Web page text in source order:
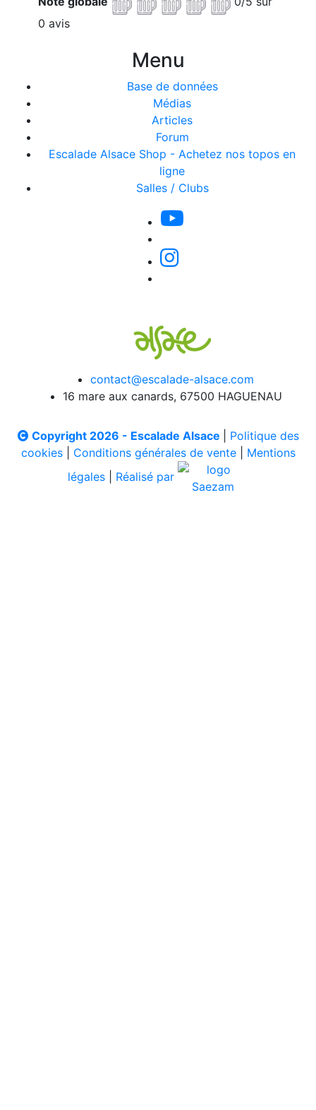
0 avis
Menu
Base de données
Médias
Articles
Forum
Escalade Alsace Shop - Achetez nos topos en
ligne
Salles / Clubs
contact@escalade-alsace.com
16 mare aux canards, 67500 HAGUENAU
Copyright 2026 - Escalade Alsace
Politique des
cookies| Conditions générales de vente| Mentions
légales
Réalisé par